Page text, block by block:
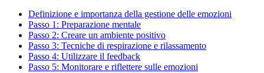
Definizione e importanza della gestione delle emozioni
Passo 1: Preparazione mentale
Passo 2: Creare un ambiente positivo
Passo 3: Tecniche di respirazione e rilassamento
Passo 4: Utilizzare il feedback
Passo 5: Monitorare e riflettere sulle emozioni